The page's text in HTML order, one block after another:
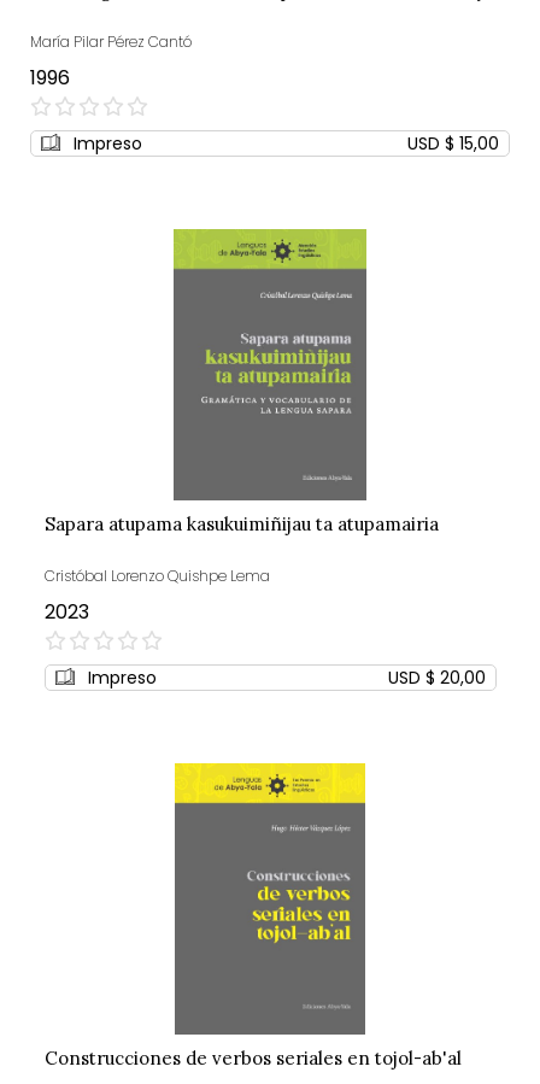
María Pilar Pérez Cantó
1996
0%
Impreso USD $ 15,00
Sapara atupama kasukuimiñijau ta atupamairia
Cristóbal Lorenzo Quishpe Lema
2023
0%
Impreso USD $ 20,00
Construcciones de verbos seriales en tojol-ab'al